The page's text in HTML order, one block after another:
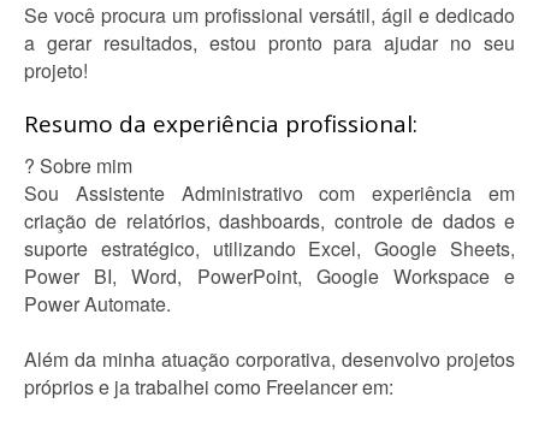
Se você procura um profissional versátil, ágil e dedicado
a gerar resultados, estou pronto para ajudar no seu
projeto!
Resumo da experiência profissional:
? Sobre mim
Sou Assistente Administrativo com experiência em
criação de relatórios, dashboards, controle de dados e
suporte estratégico, utilizando Excel, Google Sheets,
Power BI, Word, PowerPoint, Google Workspace e
Power Automate.
Além da minha atuação corporativa, desenvolvo projetos
próprios e ja trabalhei como Freelancer em: